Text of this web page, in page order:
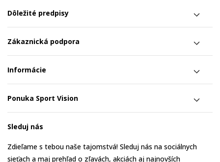
Dôležité predpisy
Zákaznická podpora
Informácie
Ponuka Sport Vision
Sleduj nás
Zdieľame s tebou naše tajomstvá! Sleduj nás na sociálnych
sieťach a maj prehľad o zľavách, akciách aj najnovších